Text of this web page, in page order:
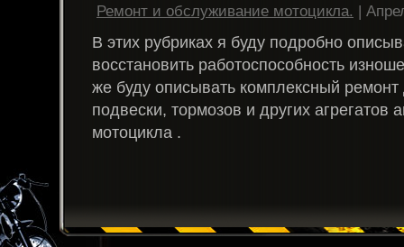
Ремонт и обслуживание мотоцикла. |
В этих рубриках я буду подробно
восстановить работоспособность
же буду описывать комплексный ремонт
подвески, тормозов и других агрегатов
мотоцикла .